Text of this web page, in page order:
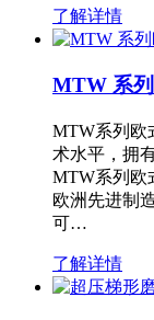
了解详情
MTW 系
MTW系列欧
术水平，拥
MTW系列欧
欧洲先进制
可…
了解详情